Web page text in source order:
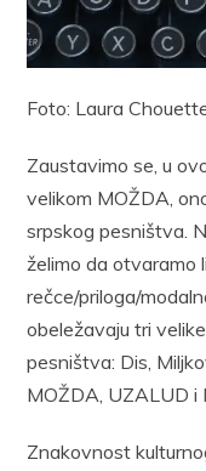
Foto: Laura
Zaustavimo se, u
velikom MOŽDA,
srpskog pesništva.
želimo da otvaramo
rečce/priloga/
obeležavaju tri
pesništva: Dis,
MOŽDA, UZALUD i
Znakovnost